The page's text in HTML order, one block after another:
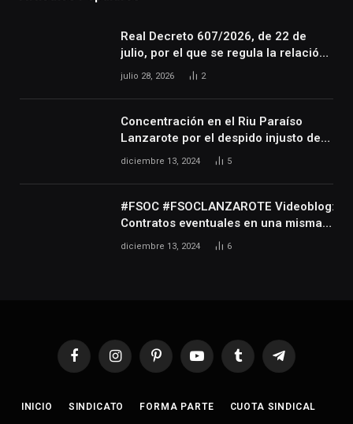
Real Decreto 607/2026, de 22 de
julio, por el que se regula la relación
laboral especial de las personas
en las artes escénicas, audiovisuales
y musicales, así como de las
personas que realizan actividades
el desarrollo de dicha actividad
julio 28, 2026 2
Concentración en el Riu Paraíso
Lanzarote por el despido injusto de
la trabajadora Katerine
diciembre 13, 2024 5
#FSOC #FSOCLANZAROTE Videoblog:
Contratos eventuales en una misma
empresa durante varios años
diciembre 13, 2024 6
FacebookInstagramPinterestYouTube Tumblr Telegram
INICIO SINDICATO FORMA PARTE CUOTA SINDICAL